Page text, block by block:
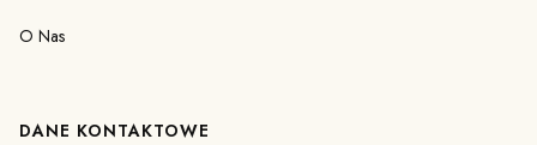
O Nas
DANE KONTAKTOWE